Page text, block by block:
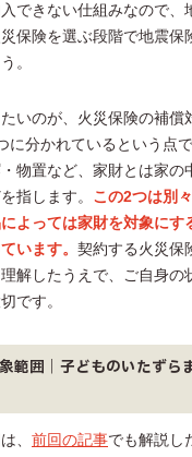
できない仕組みなので、
保険を選ぶ段階で地震保
。
いのが、火災保険の補償
に分かれているという点
物置など、家財とは家の
指します。 この2つは別
よっては家財を対象にす
います。 契約する火災保
解したうえで、ご自身の
です。
範囲｜子どものいたずら
、 前回の記事でも解説し